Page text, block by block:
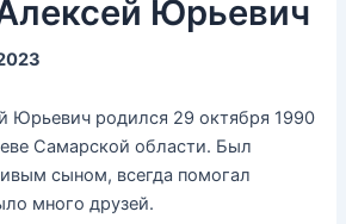
Юрьевич
Юрьевич родился 29 октября 1990
Самарской области. Был
сыном, всегда помогал
много друзей.